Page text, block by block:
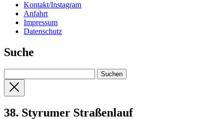
Kontakt/Instagram
Anfahrt
Impressum
Datenschutz
Suche
38. Styrumer Straßenlauf